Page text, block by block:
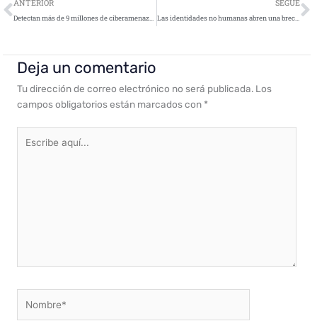
ANTERIOR
Detectan más de 9 millones de ciberamenazas web en España en el primer trimestre de 2026
SEGUE
Las identidades no humanas abren una brecha crítica en ciberseguridad
Deja un comentario
Tu dirección de correo electrónico no será publicada. Los
campos obligatorios están marcados con *
aquí...